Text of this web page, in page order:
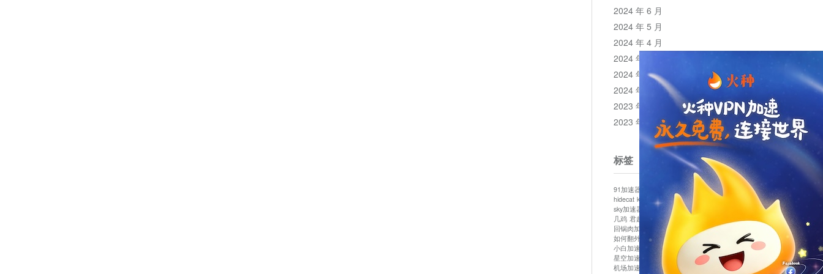
2024 年 6 月
2024 年 5 月
2024 年 4 月
2024 年 3 月
2024 年 2 月
2024 年 1 月
2023 年 12 月
2023 年 11 月
标签
91加速器 bluelayer加速器
clash节点
hidecat kuai500 panda加速器
plex加速器
sky加速器
telegram加速器 中信加速器
云梯加速器
几鸡 君越加速器 哔咔漫画加速器
唐师傅加速器
回锅肉加速器
坚果加速器 壹点加速器
如何翻外墙网站 小哈vp加速器
小火箭加速器
小白加速器
布谷vp加速器 心阶云 快连
星空加速器
最新版clash安卓下载
月光加速器
机场加速器
松果云 极快加速器
梯子加速器